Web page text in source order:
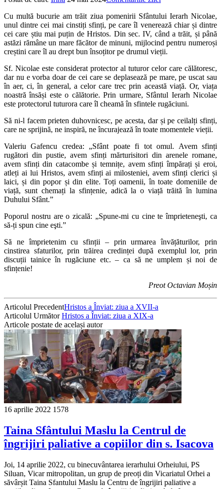
Cu multă bucurie am trăit ziua pomenirii Sfântului Ierarh Nicolae,
unul dintre cei mai cinstiți sfinți, pe care îl venerează chiar și dintre
cei care știu mai puțin de Hristos. Din sec. IV, când a trăit, și până
astăzi rămâne un mare făcător de minuni, mijlocind pentru numeroși
creștini care îl au drept bun însoțitor pe drumul vieții.
Sf. Nicolae este considerat protector al tuturor celor care călătoresc,
dar nu e vorba doar de cei care se deplasează pe mare, pe uscat sau
în aer, ci, în general, a celor care trec prin această viață. Or, viața
noastră însăși este o călătorie. Prin urmare, Sfântul Ierarh Nicolae
este protectorul tuturora care îl cheamă în sfintele rugăciuni.
Să ni-l facem prieten duhovnicesc, pe acesta, dar și pe ceilalți sfinți,
care ne sprijină, ne inspiră, ne încurajează în toate momentele vieții.
Valeriu Gafencu credea: „Sfânt poate fi tot omul. Avem sfinți
rugători din pustie, avem sfinți mărturisitori din arenele romane,
avem sfinți din catacombe și temnițe, avem sfinți împărați și eroi,
atleți ai lui Hristos, avem sfinți ai milosteniei, avem sfinți clerici și
laici, și din popor și din elite. Toți oamenii, în toate domeniile de
viață, sunt chemați la sfințenie, adică la o viață trăită în lumina
Duhului Sfânt.”
Poporul nostru are o zicală: „Spune-mi cu cine te împrieteneşti, ca
să-ți spun cine eşti.”
Să ne împrietenim cu sfinții – prin urmarea învățăturilor, prin
cinstirea sfaturilor, prin trăirea credinței după exemplul lor, prin
discuții tainice în rugăciune etc. – ca să ne umplem și noi de
sfințenie!
Preot Octavian Moșin
Articolul PrecedentHristos a Înviat: ziua a XVII-a
Articolul UrmătorHristos a Înviat: ziua a XIX-a
Articole postate de același autor
16 aprilie 2022 1578
Taina Sfântului Maslu la Centrul de
îngrijiri paliative a copiilor din s. Isacova
Joi, 14 aprilie 2022, cu binecuvântarea ierarhului Orheiului, PS
Siluan, Vicar mitropolitan, un grup de preoți din Vicariatul Orhei a
săvârșit Taina Sfantului Maslu la Centru de îngrijiri paliative a